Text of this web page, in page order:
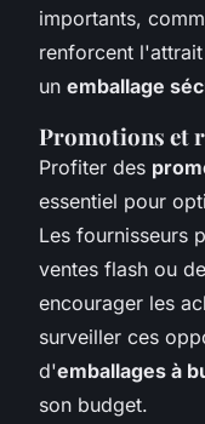
importants,
renforcent
un emballage
Promotions et
Profiter des
essentiel pour
Les fournisseurs
ventes flash ou
encourager les
surveiller ces
d'emballages à
son budget.